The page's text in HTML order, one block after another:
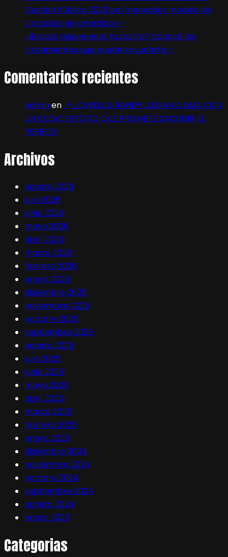
Gestión Pública 2026 por innovador modelo de
traslados aeromédicos –
¿Buscas rejuvenecer tu rostro? Conoce los
tratamientos que pueden ayudarte –
Comentarios recientes
adminen 🎶 JOWELL & RANDY LLEGAN A LIMA CON
UN CONCIERTO 3D QUE PROMETE SACUDIR EL
PERREO:
Archivos
agosto 2026
julio 2026
junio 2026
mayo 2026
abril 2026
marzo 2026
febrero 2026
enero 2026
diciembre 2025
noviembre 2025
octubre 2025
septiembre 2025
agosto 2025
julio 2025
junio 2025
mayo 2025
abril 2025
marzo 2025
febrero 2025
enero 2025
diciembre 2024
noviembre 2024
octubre 2024
septiembre 2024
agosto 2024
enero 2023
Categorias